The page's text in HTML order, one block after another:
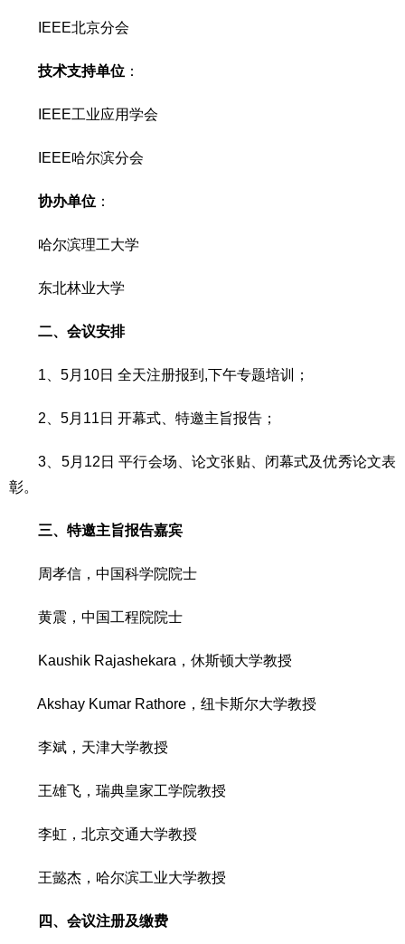
IEEE北京分会
技术支持单位 ：
IEEE工业应用学会
IEEE哈尔滨分会
协办单位 ：
哈尔滨理工大学
东北林业大学
二、会议安排
1、5月10日 全天注册报到,下午专题培训；
2、5月11日 开幕式、特邀主旨报告；
3、5月12日 平行会场、论文张贴、闭幕式及优秀论文表
彰。
三、 特邀主旨报告嘉宾
周孝信，中国科学院院士
黄震，中国工程院院士
Kaushik Rajashekara，休斯顿大学教授
Akshay Kumar Rathore，纽卡斯尔大学教授
李斌，天津大学教授
王雄飞，瑞典皇家工学院教授
李虹，北京交通大学教授
王懿杰，哈尔滨工业大学教授
四、 会议注册及缴费